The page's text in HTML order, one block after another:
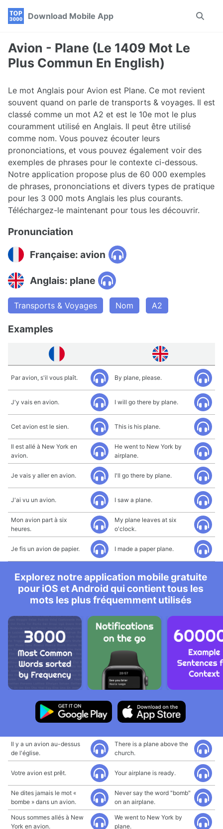
Skip
navigation
Skip
Skip
Download Mobile App
Toggle
Avion - Plane (Le 1409 Mot Le
Plus Commun En English)
Le mot Anglais pour Avion est Plane. Ce mot revient
souvent quand on parle de transports & voyages. Il est
classé comme un mot A2 et est le 10e mot le plus
couramment utilisé en Anglais. Il peut être utilisé
comme nom. Vous pouvez écouter leurs
prononciations, et vous pouvez également voir des
exemples de phrases pour le contexte ci-dessous.
Notre application propose plus de 60 000 exemples
de phrases, prononciations et divers types de pratique
pour les 3 000 mots Anglais les plus courants.
Téléchargez-le maintenant pour tous les découvrir.
Pronunciation
Française: avion
Anglais: plane
Transports & Voyages Nom A2
Examples
Par avion, s'il vous plaît. By plane, please.
J'y vais en avion. I will go there by plane.
Cet avion est le sien. This is his plane.
Il est allé à New York en
avion.
He went to New York by
airplane.
Je vais y aller en avion. I'll go there by plane.
J'ai vu un avion. I saw a plane.
Mon avion part à six
heures.
My plane leaves at six
o'clock.
Je fis un avion de papier. I made a paper plane.
Explorez notre application mobile gratuite
pour iOS et Android qui contient tous les
mots les plus fréquemment utilisés
Il y a un avion au-dessus
de l'église.
There is a plane above the
church.
Votre avion est prêt. Your airplane is ready.
Ne dites jamais le mot «
bombe » dans un avion.
Never say the word "bomb"
on an airplane.
Nous sommes allés à New
York en avion.
We went to New York by
plane.